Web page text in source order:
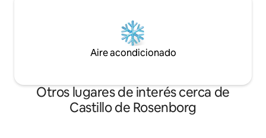
Aire acondicionado
Otros lugares de interés cerca de
Castillo de Rosenborg